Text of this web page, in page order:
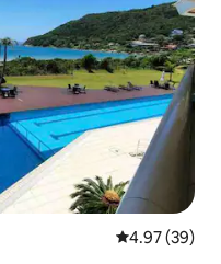
औसत रेटिंग 5 में
4.97 (39)